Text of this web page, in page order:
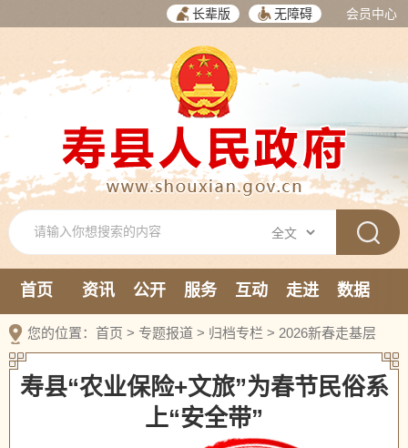
长辈版 无障碍 会员中心
首页 资讯 公开 服务 互动 走进
数据
新媒体
您的位置： 首页 > 专题报道 > 归档专栏 > 2026新春走基层
寿县“农业保险+文旅”为春节民俗系
上“安全带”